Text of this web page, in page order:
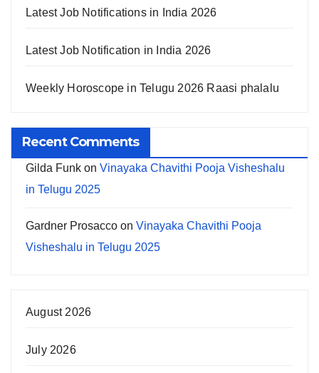
Latest Job Notifications in India 2026
Latest Job Notification in India 2026
Weekly Horoscope in Telugu 2026 Raasi phalalu
Recent Comments
Gilda Funk on Vinayaka Chavithi Pooja Visheshalu
in Telugu 2025
Gardner Prosacco on Vinayaka Chavithi Pooja
Visheshalu in Telugu 2025
August 2026
July 2026